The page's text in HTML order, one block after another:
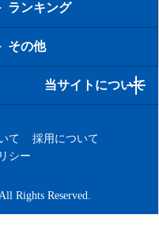
ランキング
その他
当サイトについて
て
採用について
シー
Rights Reserved.